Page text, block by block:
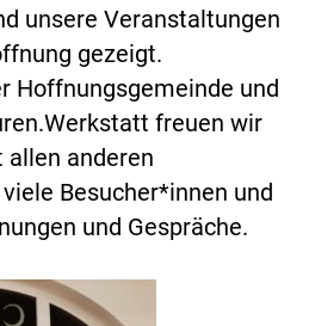
unsere Veranstaltungen
gezeigt.
Hoffnungsgemeinde und
freuen wir
anderen
Besucher*innen und
und Gespräche.